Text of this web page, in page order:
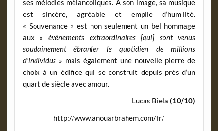
ses mélodies mélancoliques. A son image, sa musique
est sincère, agréable et emplie d’humilité.
« Souvenance » est non seulement un bel hommage
aux « événements extraordinaires [qui] sont venus
soudainement ébranler le quotidien de millions
d’individus » mais également une nouvelle pierre de
choix à un édifice qui se construit depuis près d’un
quart de siècle avec amour.
Lucas Biela(10/10)
http://www.anouarbrahem.com/fr/